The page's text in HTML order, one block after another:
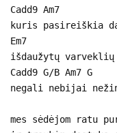
Cadd9 Am7
kuris pasireiškia
Em7
išdaužytų
Cadd9 G/B Am7 G
negali nebijai
mes sėdėjom ratu